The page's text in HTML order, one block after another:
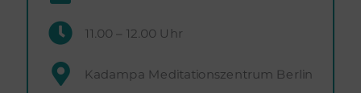
11.00 – 12.00 Uhr
Kadampa Meditationszentrum Berlin